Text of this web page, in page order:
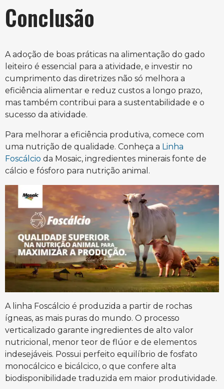
Conclusão
A adoção de boas práticas na alimentação do gado
leiteiro é essencial para a atividade, e investir no
cumprimento das diretrizes não só melhora a
eficiência alimentar e reduz custos a longo prazo,
mas também contribui para a sustentabilidade e o
sucesso da atividade.
Para melhorar a eficiência produtiva, comece com
uma nutrição de qualidade. Conheça a Linha
Foscálcio da Mosaic, ingredientes minerais fonte de
cálcio e fósforo para nutrição animal.
A linha Foscálcio é produzida a partir de rochas
ígneas, as mais puras do mundo. O processo
verticalizado garante ingredientes de alto valor
nutricional, menor teor de flúor e de elementos
indesejáveis. Possui perfeito equilíbrio de fosfato
monocálcico e bicálcico, o que confere alta
biodisponibilidade traduzida em maior produtividade.